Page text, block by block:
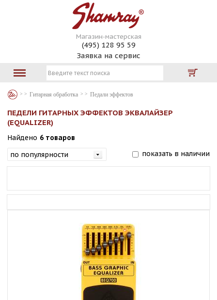
Магазин-мастерская
(495) 128 95 59
Заявка на сервис
Гитарная обработка Педали эффектов
ПЕДЕЛИ ГИТАРНЫХ ЭФФЕКТОВ ЭКВАЛАЙЗЕР
(EQUALIZER)
Найдено 6 товаров
показать в наличии